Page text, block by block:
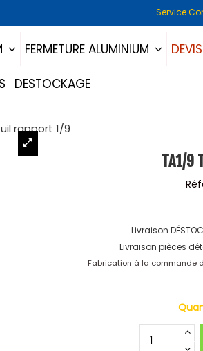
Service
FERMETURE ALUMINIUM DEVIS
DESTOCKAGE
rapport 1/9
TA1/9
Livraison
Livraison pièces
Fabrication à la commande